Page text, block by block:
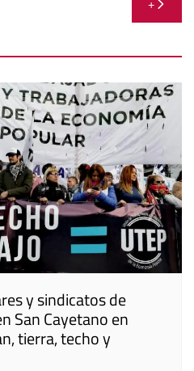
+
y sindicatos de
San Cayetano en
tierra, techo y